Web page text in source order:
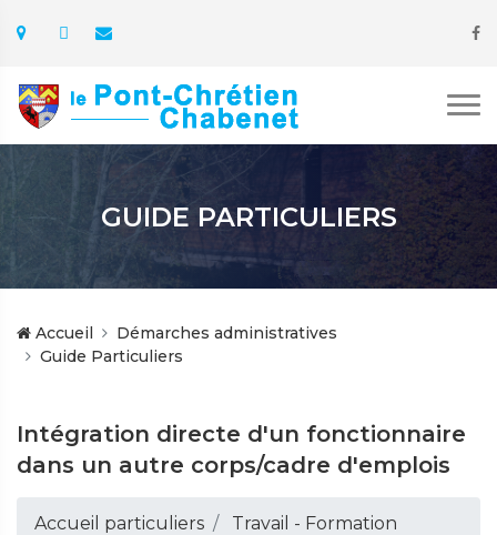
GUIDE PARTICULIERS
Accueil
Démarches administratives
Guide Particuliers
Intégration directe d'un fonctionnaire
dans un autre corps/cadre d'emplois
Accueil particuliers
Travail - Formation